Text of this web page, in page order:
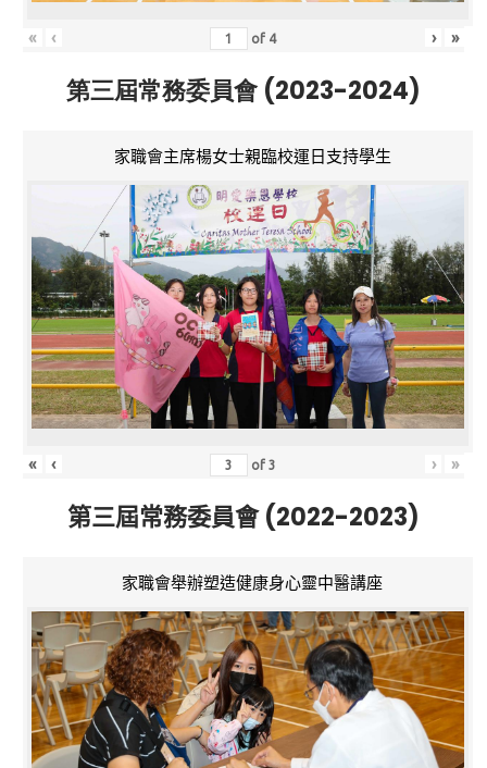
« ‹ of 4 › »
第三屆常務委員會 (2023-2024)
家職會主席楊女士親臨校運日支持學生
« ‹ of3 › »
第三屆常務委員會 (2022-2023)
家職會舉辦塑造健康身心靈中醫講座